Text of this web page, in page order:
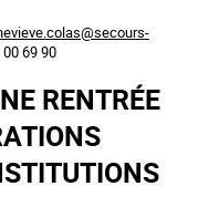
69 90
RENTRÉE